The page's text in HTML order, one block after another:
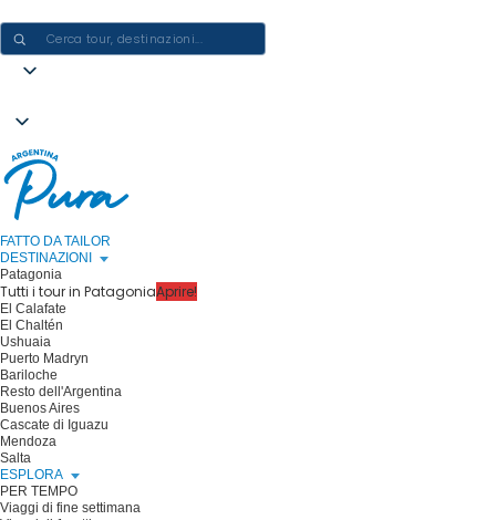
FATTO DA TAILOR
DESTINAZIONI
Patagonia
Tutti i tour in PatagoniaAprire!
El Calafate
El Chaltén
Ushuaia
Puerto Madryn
Bariloche
Resto dell'Argentina
Buenos Aires
Cascate di Iguazu
Mendoza
Salta
ESPLORA
PER TEMPO
Viaggi di fine settimana